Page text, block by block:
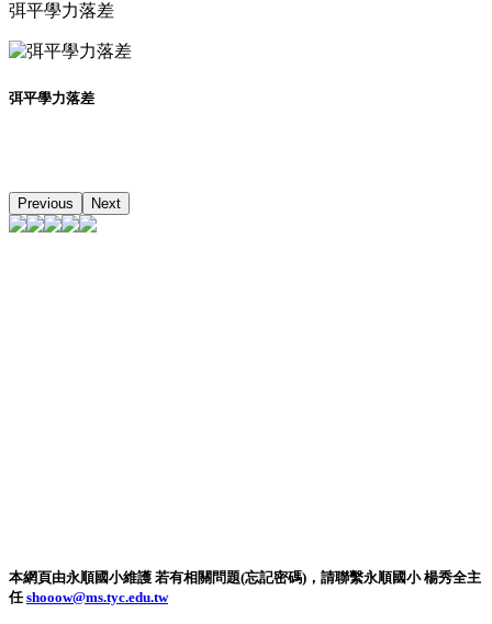
弭平學力落差
弭平學力落差
Previous Next
本網頁由永順國小維護 若有相關問題(忘記密碼)，請聯繫永順國小 楊秀全主
任shooow@ms.tyc.edu.tw